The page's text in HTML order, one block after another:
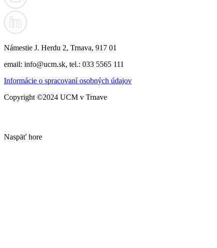
Námestie J. Herdu 2, Trnava, 917 01
email: info@ucm.sk, tel.: 033 5565 111
Informácie o spracovaní osobných údajov
Copyright ©2024 UCM v Trnave
Naspäť hore